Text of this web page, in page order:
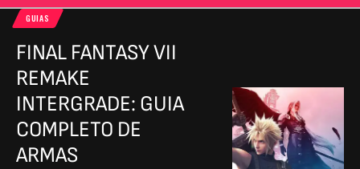
GUIAS
FINAL FANTASY VII
REMAKE
INTERGRADE: GUIA
COMPLETO DE
ARMAS